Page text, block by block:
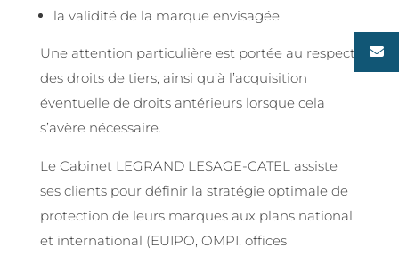
la validité de la marque envisagée.
Une attention particulière est portée au respect
des droits de tiers, ainsi qu’à l’acquisition
éventuelle de droits antérieurs lorsque cela
s’avère nécessaire.
Le Cabinet LEGRAND LESAGE-CATEL assiste
ses clients pour définir la stratégie optimale de
protection de leurs marques aux plans national
et international (EUIPO, OMPI, offices